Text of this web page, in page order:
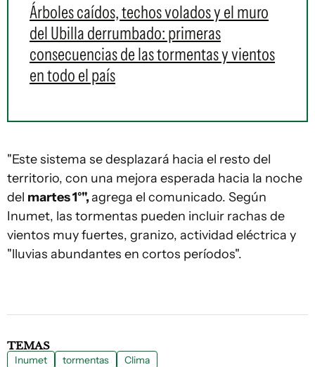
Árboles caídos, techos volados y el muro
del Ubilla derrumbado: primeras
consecuencias de las tormentas y vientos
en todo el país
"Este sistema se desplazará hacia el resto del
territorio, con una mejora esperada hacia la noche
del martes 1°",agrega el comunicado. Según
Inumet, las tormentas pueden incluir rachas de
vientos muy fuertes, granizo, actividad eléctrica y
"lluvias abundantes en cortos períodos".
TEMAS
Inumet tormentas Clima